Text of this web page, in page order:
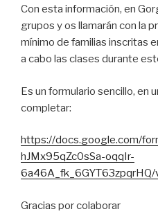
Con esta información, en
grupos y os llamarán con la
mínimo de familias inscritas
a cabo las clases durante
Es un formulario sencillo, en
completar:
https://docs.google.com/
hJMx95qZc0sSa-oqqIr-
6a46A_fk_6GYT63zpqrHQ/
Gracias por colaborar